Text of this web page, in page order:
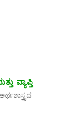
ವ್ಯಾಪ್ತಿ